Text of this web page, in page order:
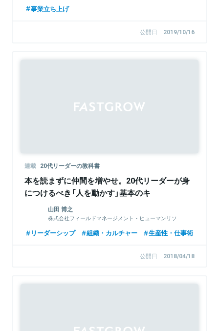
事業立ち上げ
公開日 2019/10/16
連載 20代リーダーの教科書
本を読まずに仲間を増やせ。20代リーダーが身
につけるべき「人を動かす」基本のキ
山田 博之
株式会社フィールドマネージメント・ヒューマンリソ
リーダーシップ 組織・カルチャー 生産性・仕事術
公開日 2018/04/18